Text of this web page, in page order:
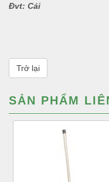
Đvt: Cái
Trở lại
SẢN PHẨM